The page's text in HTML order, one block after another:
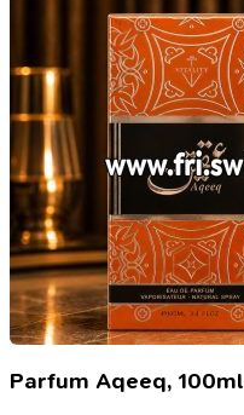
Parfum Aqeeq, 100ml